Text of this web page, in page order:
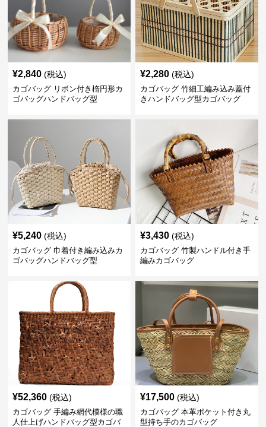
¥2,840 (税込)
カゴバッグ リボン付き楕円形カ
ゴバッグハンドバッグ型
¥2,280 (税込)
カゴバッグ 竹細工編み込み蓋付
きハンドバッグ型カゴバッグ
¥5,240 (税込)
カゴバッグ 巾着付き編み込みカ
ゴバッグハンドバッグ型
¥3,430 (税込)
カゴバッグ 竹製ハンドル付き手
編みカゴバッグ
¥52,360 (税込)
カゴバッグ 手編み網代模様の職
人仕上げハンドバッグ型カゴバ
¥17,500 (税込)
カゴバッグ 本革ポケット付き丸
型持ち手のカゴバッグ